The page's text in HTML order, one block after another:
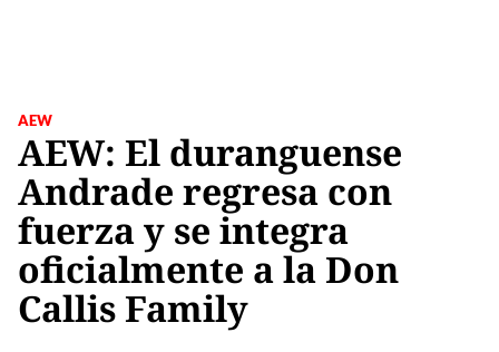
AEW
AEW: El duranguense
Andrade regresa con
fuerza y se integra
oficialmente a la Don
Callis Family